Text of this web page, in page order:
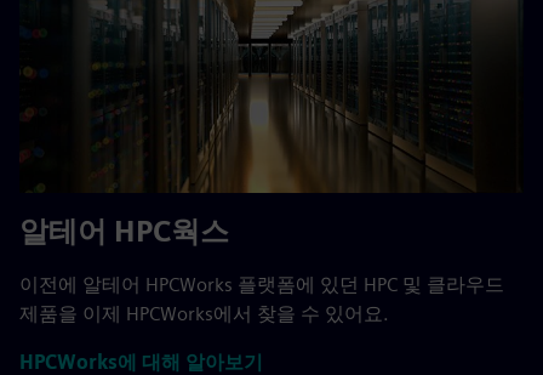
알테어 HPC웍스
이전에 알테어 HPCWorks 플랫폼에 있던 HPC 및 클라우드
제품을 이제 HPCWorks에서 찾을 수 있어요.
HPCWorks에 대해 알아보기